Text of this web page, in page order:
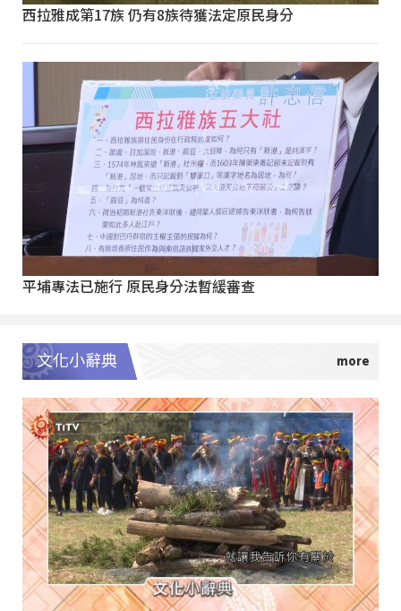
西拉雅成第17族 仍有8族待獲法定原民身分
平埔專法已施行 原民身分法暫緩審查
文化小辭典